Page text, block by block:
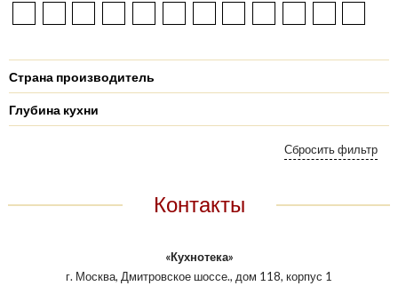
Страна производитель
Глубина кухни
Контакты
«Кухнотека»
г. Москва, Дмитровское шоссе., дом 118, корпус 1